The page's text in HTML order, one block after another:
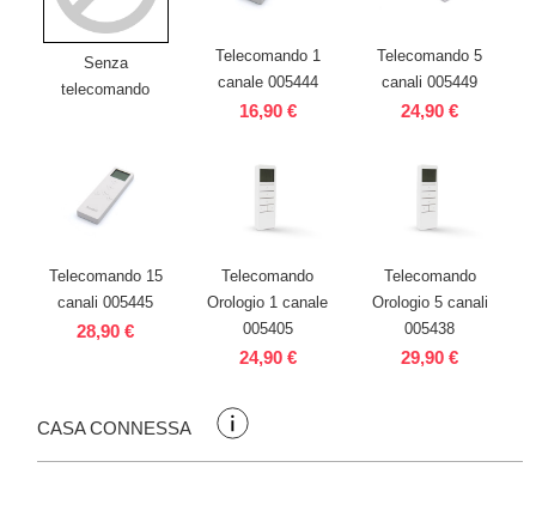
Senza
telecomando
Telecomando 1
canale 005444
16,90 €
Telecomando 5
canali 005449
24,90 €
Telecomando 15
canali 005445
28,90 €
Telecomando
Orologio 1 canale
005405
24,90 €
Telecomando
Orologio 5 canali
005438
29,90 €
CASA CONNESSA